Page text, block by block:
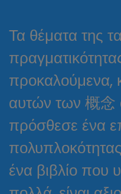
Τα θέματα της
προκαλούμενα,
αυτών των 概
πρόσθεσε ένα
ένα βιβλίο που